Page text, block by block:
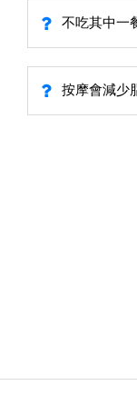
不吃其中一
按摩會減少